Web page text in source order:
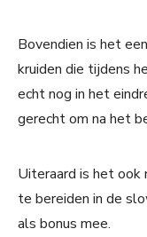
Bovendien is het
kruiden die tijdens
echt nog in het
gerecht om na het
Uiteraard is het
te bereiden in de
als bonus mee.